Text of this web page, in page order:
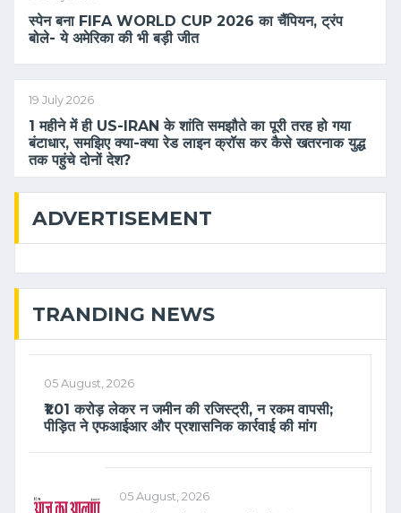
स्पेन बना FIFA WORLD CUP 2026 का चैंपियन, ट्रंप
बोले- ये अमेरिका की भी बड़ी जीत
19 July 2026
1 महीने में ही US-IRAN के शांति समझौते का पूरी तरह हो गया
बंटाधार, समझिए क्या-क्या रेड लाइन क्रॉस कर कैसे खतरनाक युद्ध
तक पहुंचे दोनों देश?
ADVERTISEMENT
TRANDING NEWS
05 August, 2026
₹1.01 करोड़ लेकर न जमीन की रजिस्ट्री, न रकम वापसी;
पीड़ित ने एफआईआर और प्रशासनिक कार्रवाई की मांग
05 August, 2026